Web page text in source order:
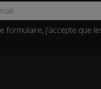
formulaire, j'accepte que